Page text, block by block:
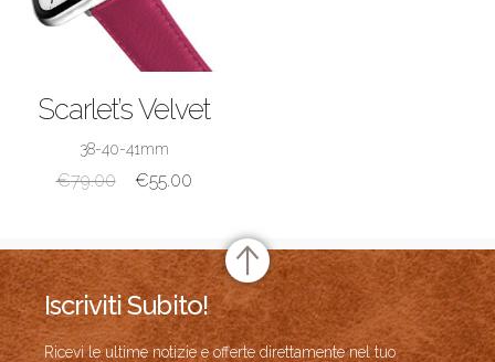
Scarlet’s Velvet
38-40-41mm
€79.00 €55.00
Iscriviti Subito!
Ricevi le ultime notizie e offerte direttamente nel tuo